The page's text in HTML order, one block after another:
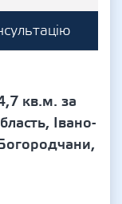
кв.м. за
Івано-